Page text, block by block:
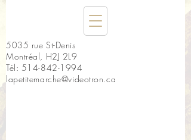
5035 rue St-Denis
Montréal, H2J 2L9
Tél: 514-842-1994
lapetitemarche@videotron.ca